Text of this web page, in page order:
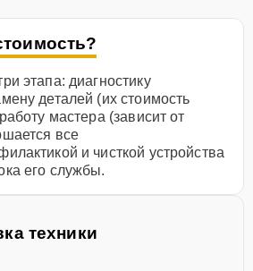
этапа: диагностику
деталей (их стоимость
мастера (зависит от
все
и чисткой устройства
его службы.
техники